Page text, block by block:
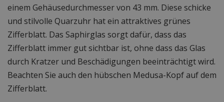
einem Gehäusedurchmesser von 43 mm. Diese schicke
und stilvolle Quarzuhr hat ein attraktives grünes
Zifferblatt. Das Saphirglas sorgt dafür, dass das
Zifferblatt immer gut sichtbar ist, ohne dass das Glas
durch Kratzer und Beschädigungen beeinträchtigt wird.
Beachten Sie auch den hübschen Medusa-Kopf auf dem
Zifferblatt.